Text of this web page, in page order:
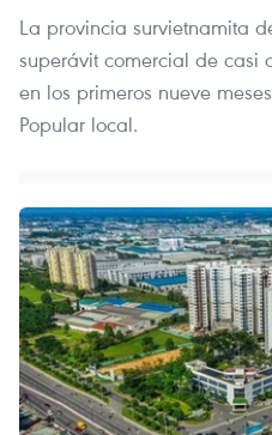
La provincia survietnamita
superávit comercial de casi
en los primeros nueve
Popular local.